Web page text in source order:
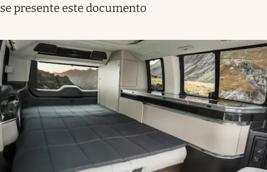
se presente este documento